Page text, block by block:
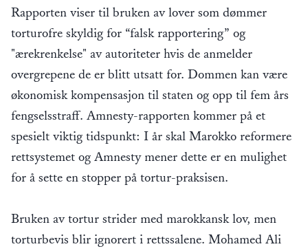
Rapporten viser til bruken av lover som dømmer
torturofre skyldig for “falsk rapportering” og
"ærekrenkelse" av autoriteter hvis de anmelder
overgrepene de er blitt utsatt for. Dommen kan være
økonomisk kompensasjon til staten og opp til fem års
fengselsstraff. Amnesty-rapporten kommer på et
spesielt viktig tidspunkt: I år skal Marokko reformere
rettsystemet og Amnesty mener dette er en mulighet
for å sette en stopper på tortur-praksisen.
Bruken av tortur strider med marokkansk lov, men
torturbevis blir ignorert i rettssalene. Mohamed Ali